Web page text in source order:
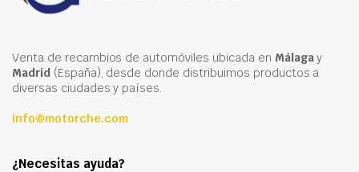
Venta de recambios de automóviles ubicada en Málagay
Madrid(España), desde donde distribuimos productos a
diversas ciudades y países.
info@motorche.com
¿Necesitas ayuda?